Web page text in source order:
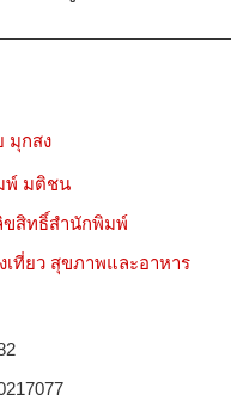
มุกสง
พ์ มติชน
ขสิทธิ์สำนักพิมพ์
เที่ยว สุขภาพและอาหาร